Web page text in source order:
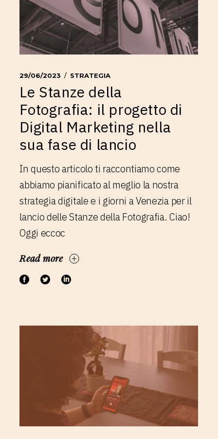
29/06/2023 STRATEGIA
Le Stanze della
Fotografia: il progetto di
Digital Marketing nella
sua fase di lancio
In questo articolo ti raccontiamo come
abbiamo pianificato al meglio la nostra
strategia digitale e i giorni a Venezia per il
lancio delle Stanze della Fotografia. Ciao!
Oggi eccoc
Read more